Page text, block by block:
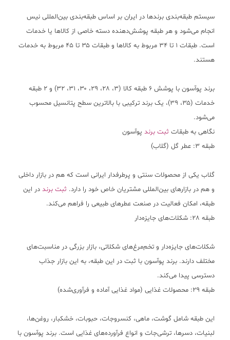
سیستم طبقه‌بندی برندها در ایران بر اساس طبقه‌بندی بین‌المللی نیس
انجام می‌شود و هر طبقه پوشش‌دهنده دسته خاصی از کالاها یا خدمات
است. طبقات ۱ تا ۳۴ مربوط به کالاها و طبقات ۳۵ تا ۴۵ مربوط به خدمات
هستند.
برند پوآسون با پوشش ۶ طبقه کالا (۳، ۲۸، ۲۹، ۳۰، ۳۱، ۳۲) و ۲ طبقه
خدمات (۳۵، ۳۹)، یک برند ترکیبی با بالاترین سطح پتانسیل محسوب
می‌شود.
نگاهی به طبقات ثبت برند پوآسون
طبقه ۳: عطر گل (گلاب)
گلاب یکی از محصولات سنتی و پرطرفدار ایرانی است که هم در بازار داخلی
و هم در بازارهای بین‌المللی مشتریان خاص خود را دارد. ثبت برند در این
طبقه، امکان فعالیت در صنعت عطرهای طبیعی را فراهم می‌کند.
طبقه ۲۸: شکلات‌های جایزه‌دار
شکلات‌های جایزه‌دار و تخم‌مرغ‌های شکلاتی، بازار بزرگی در مناسبت‌های
مختلف دارند. برند پوآسون با ثبت در این طبقه، به این بازار جذاب
دسترسی پیدا می‌کند.
طبقه ۲۹: محصولات غذایی (مواد غذایی آماده و فرآوری‌شده)
این طبقه شامل گوشت، ماهی، کنسروجات، حبوبات، خشکبار، روغن‌ها،
لبنیات، دسرها، ترشی‌جات و انواع فرآورده‌های غذایی است. برند پوآسون با